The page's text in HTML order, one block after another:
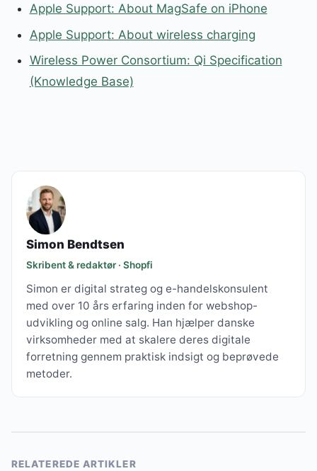
Apple Support: About MagSafe on iPhone
Apple Support: About wireless charging
Wireless Power Consortium: Qi Specification
(Knowledge Base)
Simon Bendtsen
Skribent & redaktør · Shopfi
Simon er digital strateg og e-handelskonsulent
med over 10 års erfaring inden for webshop-
udvikling og online salg. Han hjælper danske
virksomheder med at skalere deres digitale
forretning gennem praktisk indsigt og beprøvede
metoder.
RELATEREDE ARTIKLER